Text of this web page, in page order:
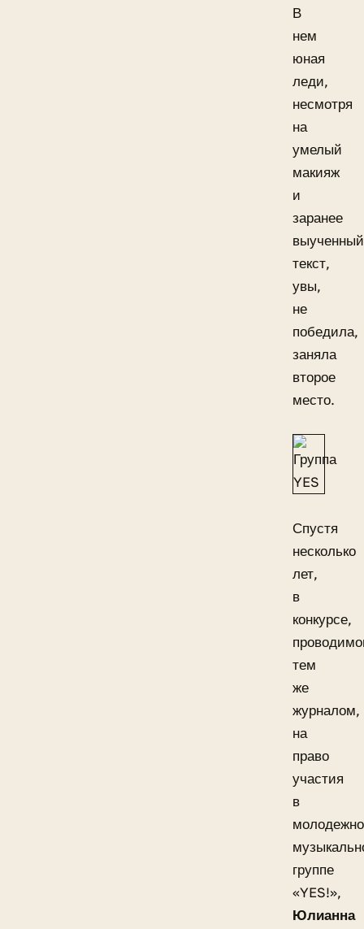
В
нем
юная
леди,
несмотря
на
умелый
макияж
и
заранее
выученный
текст,
увы,
не
победила,
заняла
второе
место.
Спустя
несколько
лет,
в
конкурсе,
тем
же
журналом,
на
право
участия
в
группе
«YES!»,
Юлианна